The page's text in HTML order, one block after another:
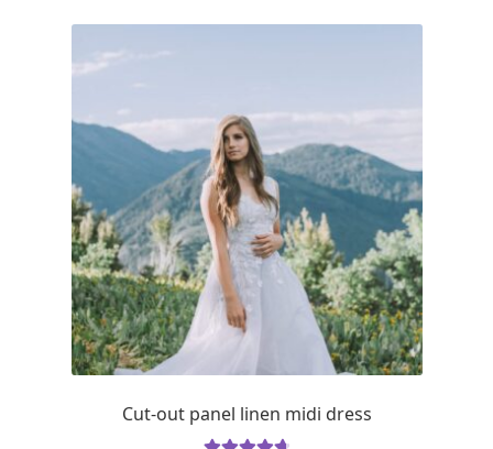
Cut-out panel linen midi dress